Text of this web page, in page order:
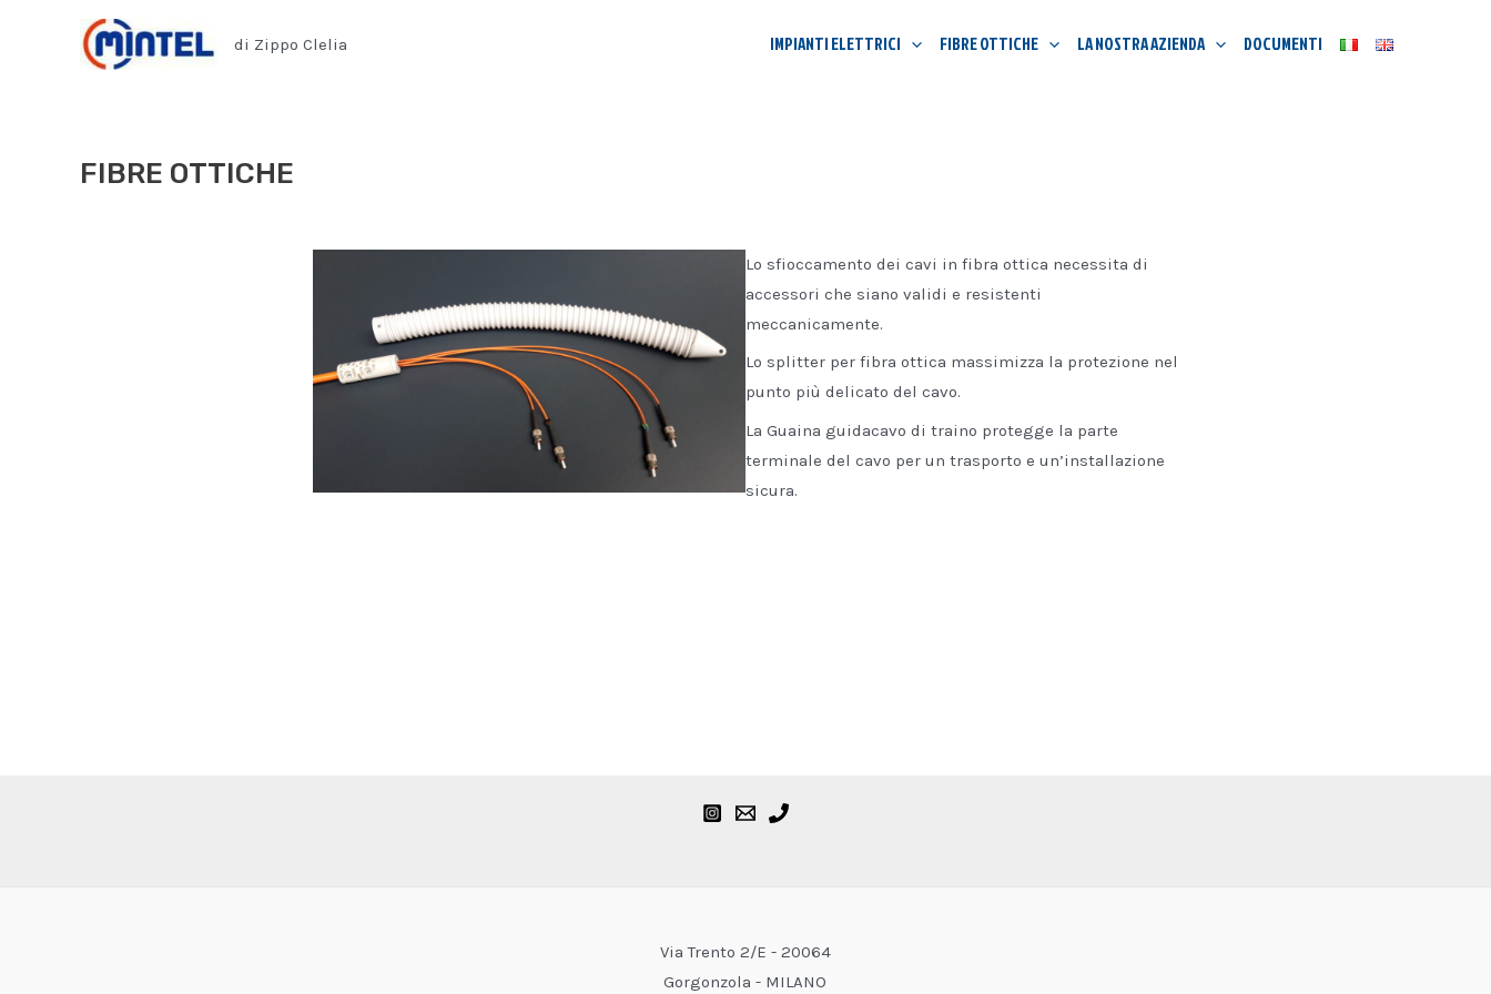
di Zippo Clelia IMPIANTI ELETTRICI FIBRE OTTICHE LA NOSTRA AZIENDA DOCUMENTI
FIBRE OTTICHE
Lo sfioccamento dei cavi in fibra ottica necessita di
accessori che siano validi e resistenti
meccanicamente.
Lo splitter per fibra ottica massimizza la protezione nel
punto più delicato del cavo.
La Guaina guidacavo di traino protegge la parte
terminale del cavo per un trasporto e un’installazione
sicura.
Via Trento 2/E - 20064
Gorgonzola - MILANO